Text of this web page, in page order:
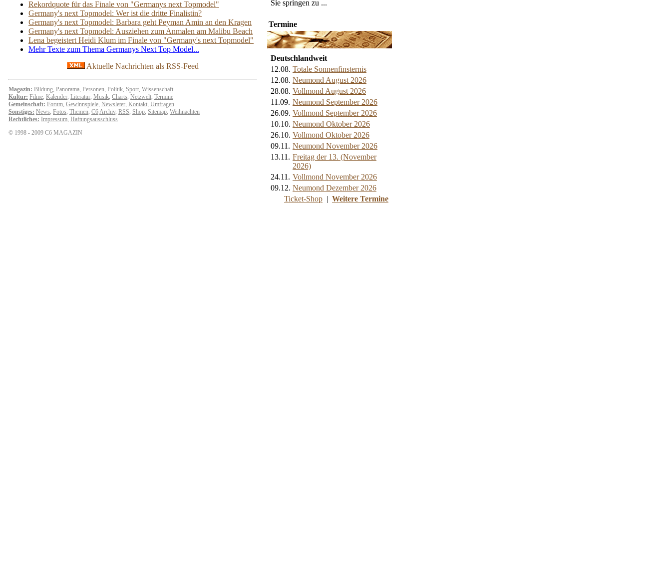
Rekordquote für das Finale von "Germanys next Topmodel"
Germany's next Topmodel: Wer ist die dritte Finalistin?
Germany's next Topmodel: Barbara geht Peyman Amin an den Kragen
Germany's next Topmodel: Ausziehen zum Anmalen am Malibu Beach
Lena begeistert Heidi Klum im Finale von "Germany's next Topmodel"
Mehr Texte zum Thema Germanys Next Top Model...
Aktuelle Nachrichten als RSS-Feed
Magazin: Bildung, Panorama, Personen, Politik, Sport, Wissenschaft
Kultur: Filme, Kalender, Literatur, Musik, Charts, Netzwelt, Termine
Gemeinschaft: Forum, Gewinnspiele, Newsleter, Kontakt, Umfragen
Sonstiges: News, Fotos, Themen, C6Archiv, RSS, Shop, Sitemap, Weihnachten
Rechtliches: Impressum, Haftungsausschluss
© 1998 - 2009 C6 MAGAZIN
Sie springen zu ...
Termine
Deutschlandweit
12.08. Totale Sonnenfinsternis
12.08. Neumond August 2026
28.08. Vollmond August 2026
11.09. Neumond September 2026
26.09. Vollmond September 2026
10.10. Neumond Oktober 2026
26.10. Vollmond Oktober 2026
09.11. Neumond November 2026
13.11. Freitag der 13. (November
2026)
24.11. Vollmond November 2026
09.12. Neumond Dezember 2026
Ticket-Shop | Weitere Termine